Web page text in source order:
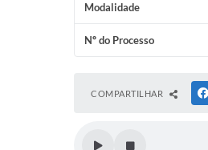
Modalidade
Nº do Processo
COMPARTILHAR